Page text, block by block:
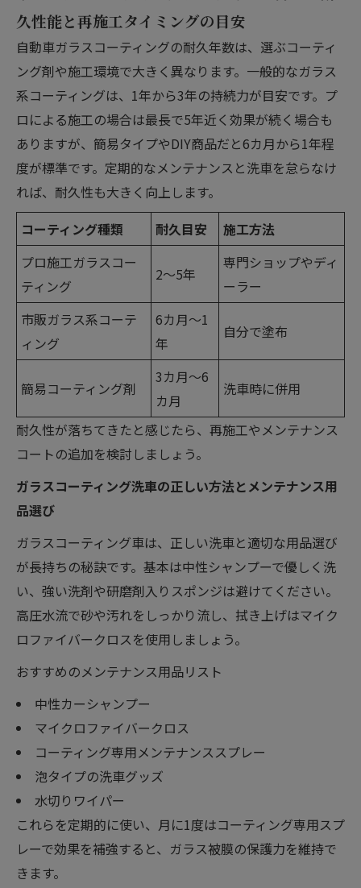
久性能と再施工タイミングの目安
自動車ガラスコーティングの耐久年数は、選ぶコーティ
ング剤や施工環境で大きく異なります。一般的なガラス
系コーティングは、1年から3年の持続力が目安です。プ
ロによる施工の場合は最長で5年近く効果が続く場合も
ありますが、簡易タイプやDIY商品だと6カ月から1年程
度が標準です。定期的なメンテナンスと洗車を怠らなけ
れば、耐久性も大きく向上します。
コーティング種類
耐久目安
施工方法
プロ施工ガラスコー
ティング
2〜5年
専門ショップやディ
ーラー
市販ガラス系コーテ
ィング
6カ月〜1
年
自分で塗布
簡易コーティング剤
3カ月〜6
カ月
洗車時に併用
耐久性が落ちてきたと感じたら、再施工やメンテナンス
コートの追加を検討しましょう。
ガラスコーティング洗車の正しい方法とメンテナンス用
品選び
ガラスコーティング車は、正しい洗車と適切な用品選び
が長持ちの秘訣です。基本は中性シャンプーで優しく洗
い、強い洗剤や研磨剤入りスポンジは避けてください。
高圧水流で砂や汚れをしっかり流し、拭き上げはマイク
ロファイバークロスを使用しましょう。
おすすめのメンテナンス用品リスト
中性カーシャンプー
マイクロファイバークロス
コーティング専用メンテナンススプレー
泡タイプの洗車グッズ
水切りワイパー
これらを定期的に使い、月に1度はコーティング専用スプ
レーで効果を補強すると、ガラス被膜の保護力を維持で
きます。